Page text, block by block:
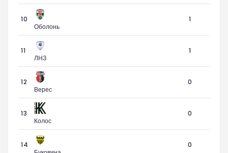
10
Оболонь
1
11
ЛНЗ
1
12
Верес
0
13
Колос
0
14
0